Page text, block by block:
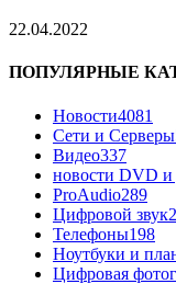
22.04.2022
ПОПУЛЯРНЫЕ
Новости4081
Сети и Серверы
Видео337
новости DVD и
ProAudio289
Цифровой звук
Телефоны198
Ноутбуки и
Цифровая